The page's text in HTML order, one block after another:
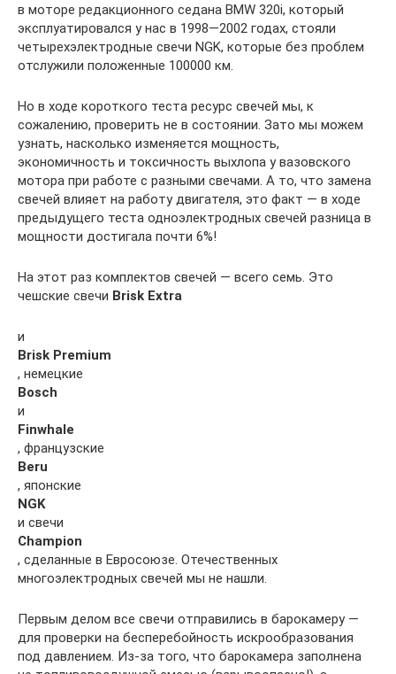
в моторе редакционного седана BMW 320i, который
эксплуатировался у нас в 1998—2002 годах, стояли
четырехэлектродные свечи NGK, которые без проблем
отслужили положенные 100000 км.
Но в ходе короткого теста ресурс свечей мы, к
сожалению, проверить не в состоянии. Зато мы можем
узнать, насколько изменяется мощность,
экономичность и токсичность выхлопа у вазовского
мотора при работе с разными свечами. А то, что замена
свечей влияет на работу двигателя, это факт — в ходе
предыдущего теста одноэлектродных свечей разница в
мощности достигала почти 6%!
На этот раз комплектов свечей — всего семь. Это
чешские свечи Brisk Extra
и
Brisk Premium
, немецкие
Bosch
и
Finwhale
, французские
Beru
, японские
NGK
и свечи
Champion
, сделанные в Евросоюзе. Отечественных
многоэлектродных свечей мы не нашли.
Первым делом все свечи отправились в барокамеру —
для проверки на бесперебойность искрообразования
под давлением. Из-за того, что барокамера заполнена